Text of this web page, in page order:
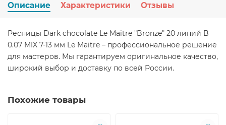
Описание Характеристики Отзывы
Ресницы Dark chocolate Le Maitre "Bronze" 20 линий B
0.07 MIX 7-13 мм Le Maitre – профессиональное решение
для мастеров. Мы гарантируем оригинальное качество,
широкий выбор и доставку по всей России.
Похожие товары